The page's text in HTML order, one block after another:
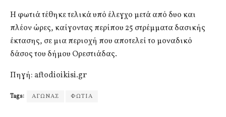
Η φωτιά τέθηκε τελικά υπό έλεγχο μετά από δυο και
πλέον ώρες, καίγοντας περίπου 25 στρέμματα δασικής
έκτασης, σε μια περιοχή που αποτελεί το μοναδικό
δάσος του δήμου Ορεστιάδας.
Πηγή: aftodioikisi.gr
Tags: ΑΓΩΝΑΣ ΦΩΤΙΑ